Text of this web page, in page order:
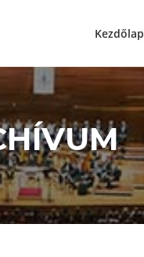
Kezdőlap